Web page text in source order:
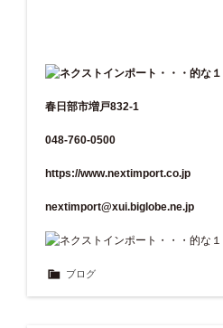
春日部市増戸832-1
048-760-0500
https://www.nextimport.co.jp
nextimport@xui.biglobe.ne.jp
ブログ